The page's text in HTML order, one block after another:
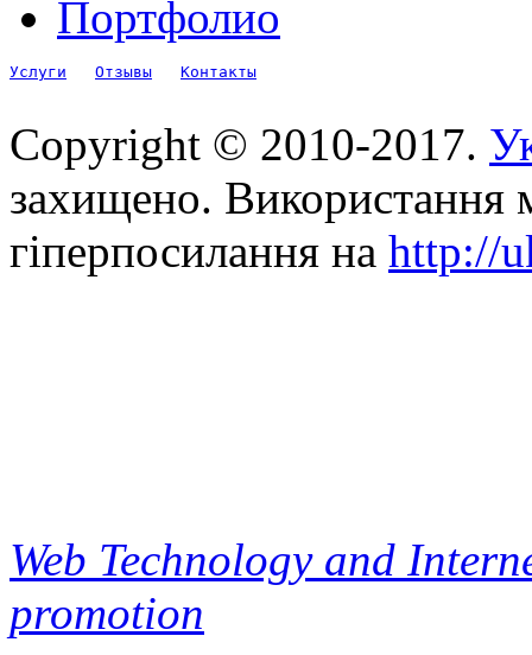
Портфолио
Услуги Отзывы Контакты
Copyright © 2010-2017.
захищено. Використання
гіперпосилання на http://
Web Technology and
promotion